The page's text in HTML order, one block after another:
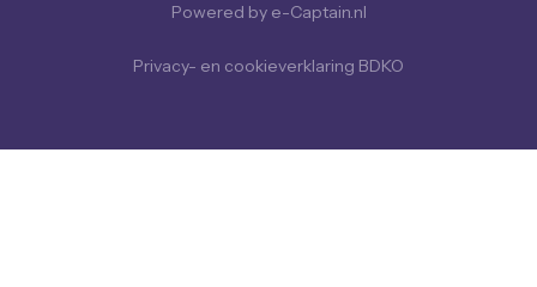
Powered by e-Captain.nl
Privacy- en cookieverklaring BDKO